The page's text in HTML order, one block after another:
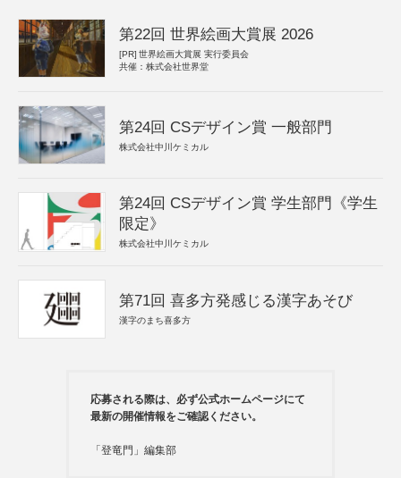
第22回 世界絵画大賞展 2026
[PR] 世界絵画大賞展 実行委員会
共催：株式会社世界堂
第24回 CSデザイン賞 一般部門
株式会社中川ケミカル
第24回 CSデザイン賞 学生部門《学生
限定》
株式会社中川ケミカル
第71回 喜多方発感じる漢字あそび
漢字のまち喜多方
応募される際は、必ず公式ホームページにて
最新の開催情報をご確認ください。
「登竜門」編集部